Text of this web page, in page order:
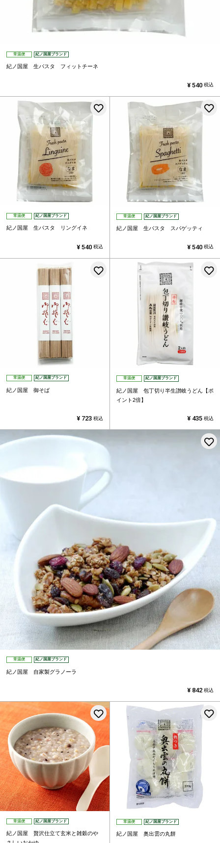
常温便 紀ノ国屋ブランド
紀ノ国屋 生パスタ フィットチーネ
¥ 540 税込
常温便 紀ノ国屋ブランド
紀ノ国屋 生パスタ リングイネ
お気に入りに登録する
¥ 540 税込
常温便 紀ノ国屋ブランド
紀ノ国屋 生パスタ スパゲッティ
¥ 540 税込
常温便 紀ノ国屋ブランド
紀ノ国屋 御そば
お気に入りに登録する
¥ 723 税込
常温便 紀ノ国屋ブランド
紀ノ国屋 包丁切り半生讃岐うどん【ポ
イント2倍】
¥ 435 税込
常温便 紀ノ国屋ブランド
紀ノ国屋 自家製グラノーラ
¥ 842 税込
常温便 紀ノ国屋ブランド
紀ノ国屋 贅沢仕立て玄米と雑穀のや
お気に入りに登録する
常温便 紀ノ国屋ブランド
紀ノ国屋 奥出雲の丸餅